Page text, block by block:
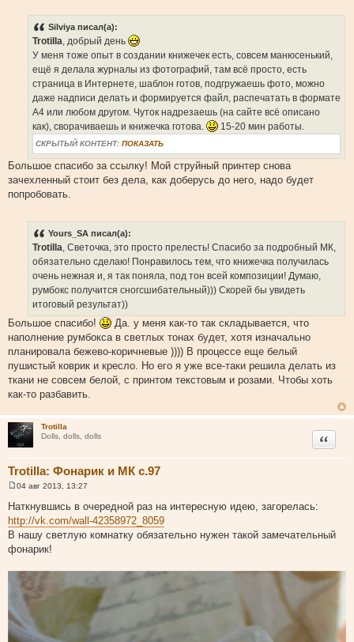
Silviya писал(а):
Trotilla, добрый день
У меня тоже опыт в создании книжечек есть, совсем манюсенький,
ещё я делала журналы из фотографий, там всё просто, есть
страница в Интернете, шаблон готов, подгружаешь фото, можно
даже надписи делать и формируется файл, распечатать в формате
А4 или любом другом. Чуток надрезаешь (на сайте всё описано
как), сворачиваешь и книжечка готова.
15-20 мин работы.
СКРЫТЫЙ КОНТЕНТ: ПОКАЗАТЬ
Большое спасибо за ссылку! Мой струйный принтер снова
зачехленный стоит без дела, как доберусь до него, надо будет
попробовать.
Yours_SA писал(а):
Trotilla , Светочка, это просто прелесть! Спасибо за подробный МК,
обязательно сделаю! Понравилось тем, что книжечка получилась
очень нежная и, я так поняла, под тон всей композиции! Думаю,
румбокс получится сногсшибательный))) Скорей бы увидеть
итоговый результат))
Большое спасибо!
Да. у меня как-то так складывается, что
наполнение румбокса в светлых тонах будет, хотя изначально
планировала бежево-коричневые )))) В процессе еще белый
пушистый коврик и кресло. Но его я уже все-таки решила делать из
ткани не совсем белой, с принтом текстовым и розами. Чтобы хоть
как-то разбавить.
Trotilla
Dolls, dolls, dolls
Trotilla: Фонарик и МК с.97
Цитата
о
б
е
н
04 авг 2013, 13:27
Наткнувшись в очередной раз на интересную идею, загорелась:
http://vk.com/wall-42358972_8059
В нашу светлую комнатку обязательно нужен такой замечательный
фонарик!